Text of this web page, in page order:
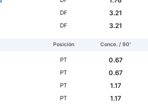
DF
3.21
DF 3.21
Posición Conce. / 90'
PT
0.67
PT
0.67
PT
1.17
PT 1.17